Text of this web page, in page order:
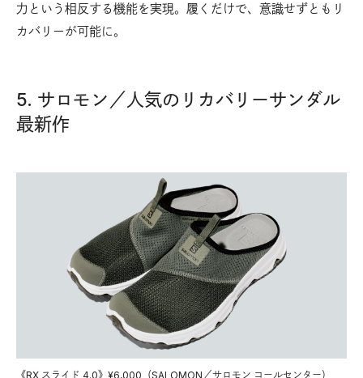
力という相反する機能を実現。履くだけで、意識せずともリ
カバリーが可能に。
5. サロモン／人気のリカバリーサンダル
最新作
《RX スライド 4.0》¥6,000（SALOMON／サロモン コールセンター）